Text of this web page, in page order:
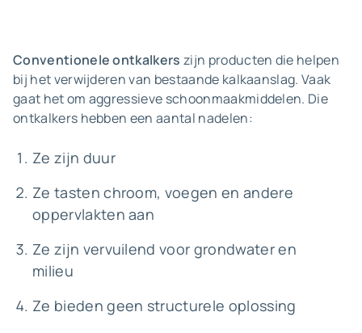
Conventionele ontkalkers zijn producten die helpen
bij het verwijderen van bestaande kalkaanslag. Vaak
gaat het om aggressieve schoonmaakmiddelen. Die
ontkalkers hebben een aantal nadelen:
Ze zijn duur
Ze tasten chroom, voegen en andere
oppervlakten aan
Ze zijn vervuilend voor grondwater en
milieu
Ze bieden geen structurele oplossing